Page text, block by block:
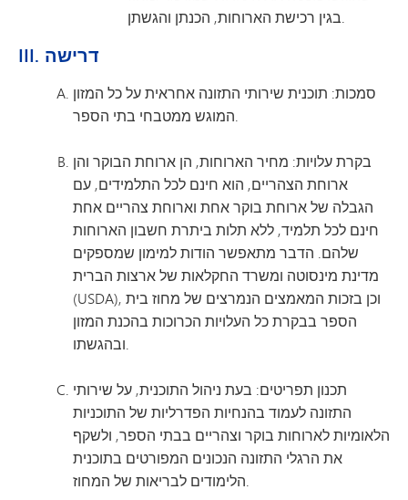
בגין רכישת הארוחות, הכנתן והגשתן.
III. דרישה
סמכות: תוכנית שירותי התזונה אחראית על כל המזון
המוגש ממטבחי בתי הספר.
בקרת עלויות: מחיר הארוחות, הן ארוחת הבוקר והן
ארוחת הצהריים, הוא חינם לכל התלמידים, עם
הגבלה של ארוחת בוקר אחת וארוחת צהריים אחת
חינם לכל תלמיד, ללא תלות ביתרת חשבון הארוחות
שלהם. הדבר מתאפשר הודות למימון שמספקים
מדינת מינסוטה ומשרד החקלאות של ארצות הברית
(USDA), וכן בזכות המאמצים הנמרצים של מחוז בית
הספר בבקרת כל העלויות הכרוכות בהכנת המזון
ובהגשתו.
תכנון תפריטים: בעת ניהול התוכנית, על שירותי
התזונה לעמוד בהנחיות הפדרליות של התוכניות
הלאומיות לארוחות בוקר וצהריים בבתי הספר, ולשקף
את הרגלי התזונה הנכונים המפורטים בתוכנית
הלימודים לבריאות של המחוז.